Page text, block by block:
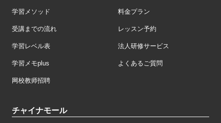
学習メソッド 料金プラン
受講までの流れ レッスン予約
学習レベル表 法人研修サービス
学習メモplus よくあるご質問
网校教师招聘
チャイナモール